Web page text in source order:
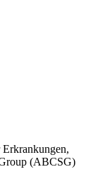
(ABCSG)